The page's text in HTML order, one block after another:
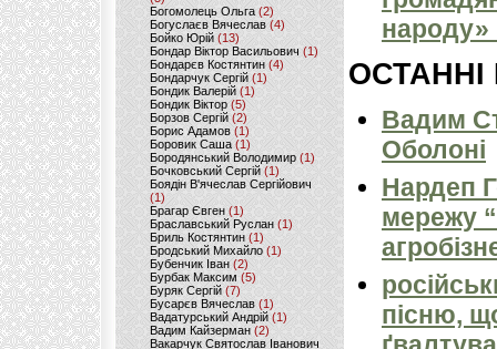
Богомолець Ольга (2)
Богуслаєв Вячеслав (4)
Бойко Юрій (13)
Бондар Віктор Васильович (1)
Бондарєв Костянтин (4)
Бондарчук Сергій(1)
Бондик Валерій (1)
Бондик Віктор(5)
Борзов Сергiй (2)
Борис Адамов(1)
Боровик Саша (1)
Бородянський Володимир (1)
Бочковський Сергій (1)
Боядін В'ячеслав Сергійович
(1)
Брагар Євген (1)
Браславський Руслан (1)
Бриль Костянтин (1)
Бродський Михайло (1)
Бубенчик Іван(2)
Бурбак Максим (5)
Буряк Сергій (7)
Бусарєв Вячеслав (1)
Вадатурський Андрій (1)
Вадим Кайзерман (2)
Вакарчук Святослав Іванович
народу»
ОСТАННІ
Вадим
Оболоні
Нардеп
мережу
пісню,